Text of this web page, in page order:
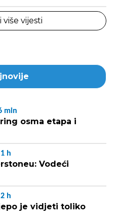
više vijesti
min
osma etapa i
1 h
Vodeći
2 h
je vidjeti toliko